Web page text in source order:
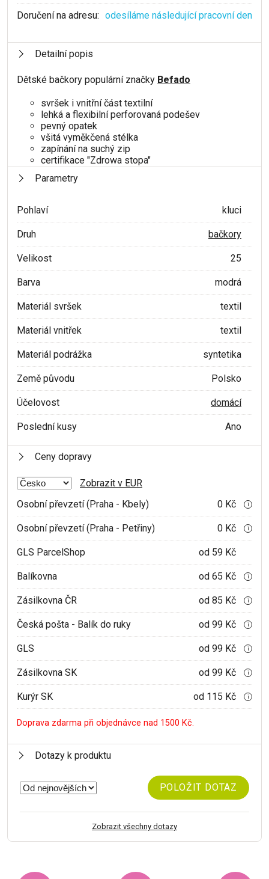
Doručení na adresu: odesíláme následující pracovní den
Detailní popis
Dětské bačkory populární značky Befado
svršek i vnitřní část textilní
lehká a flexibilní perforovaná podešev
pevný opatek
všitá vyměkčená stélka
zapínání na suchý zip
certifikace "Zdrowa stopa"
Parametry
Pohlaví kluci
Druh bačkory
Velikost 25
Barva modrá
Materiál svršek textil
Materiál vnitřek textil
Materiál podrážka syntetika
Země původu Polsko
Účelovost domácí
Poslední kusy Ano
Ceny dopravy
Zobrazit v EUR
Osobní převzetí (Praha - Kbely)
0 Kč i
Osobní převzetí (Praha - Petřiny) 0 Kč i
GLS ParcelShop od 59 Kč
Balíkovna od 65 Kč i
Zásilkovna ČR od 85 Kč i
Česká pošta - Balík do ruky od 99 Kč i
GLS od 99 Kč i
Zásilkovna SK od 99 Kč i
Kurýr SK od 115 Kč i
Doprava zdarma při objednávce nad 1500 Kč.
Dotazy k produktu
POLOŽIT DOTAZ
Zobrazit všechny dotazy